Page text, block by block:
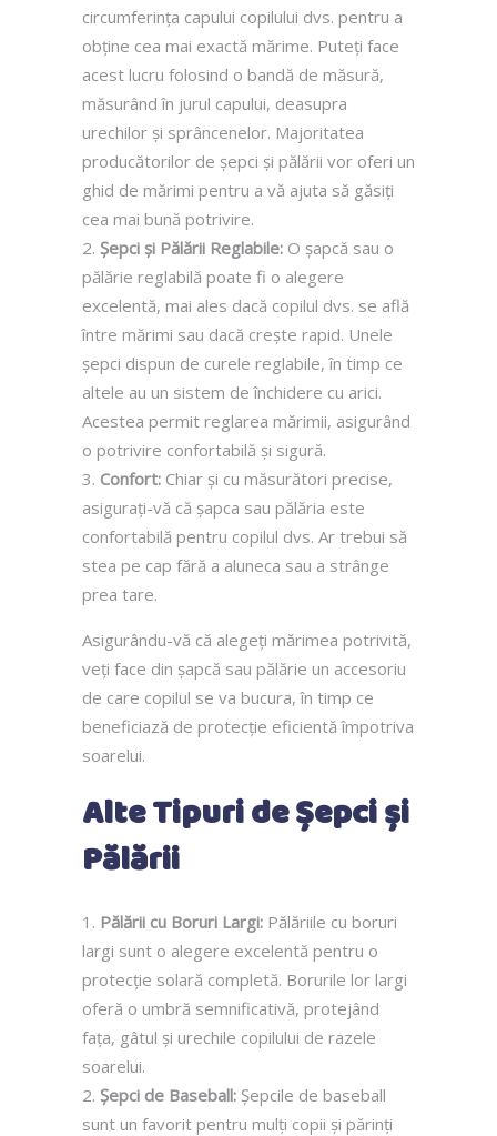
circumferința capului copilului dvs. pentru a
obține cea mai exactă mărime. Puteți face
acest lucru folosind o bandă de măsură,
măsurând în jurul capului, deasupra
urechilor și sprâncenelor. Majoritatea
producătorilor de șepci și pălării vor oferi un
ghid de mărimi pentru a vă ajuta să găsiți
cea mai bună potrivire.
Șepci și Pălării Reglabile: O șapcă sau o
pălărie reglabilă poate fi o alegere
excelentă, mai ales dacă copilul dvs. se află
între mărimi sau dacă crește rapid. Unele
șepci dispun de curele reglabile, în timp ce
altele au un sistem de închidere cu arici.
Acestea permit reglarea mărimii, asigurând
o potrivire confortabilă și sigură.
Confort: Chiar și cu măsurători precise,
asigurați-vă că șapca sau pălăria este
confortabilă pentru copilul dvs. Ar trebui să
stea pe cap fără a aluneca sau a strânge
prea tare.
Asigurându-vă că alegeți mărimea potrivită,
veți face din șapcă sau pălărie un accesoriu
de care copilul se va bucura, în timp ce
beneficiază de protecție eficientă împotriva
soarelui.
Alte Tipuri de Șepci și
Pălării
Pălării cu Boruri Largi: Pălăriile cu boruri
largi sunt o alegere excelentă pentru o
protecție solară completă. Borurile lor largi
oferă o umbră semnificativă, protejând
fața, gâtul și urechile copilului de razele
soarelui.
Șepci de Baseball: Șepcile de baseball
sunt un favorit pentru mulți copii și părinți